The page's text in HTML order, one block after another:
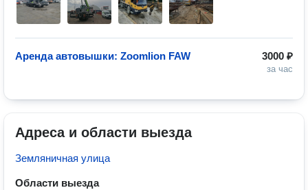
3000 ₽
за час
Аренда автовышки: Zoomlion FAW
Адреса и области выезда
Земляничная улица
Области выезда